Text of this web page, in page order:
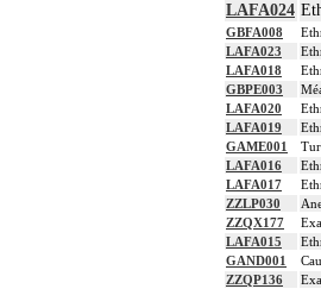
LAFA024
GBFA008
LAFA023
LAFA018
GBPE003
LAFA020
LAFA019
GAME001
LAFA016
LAFA017
ZZLP030
ZZQX177
LAFA015
GAND001
ZZQP136